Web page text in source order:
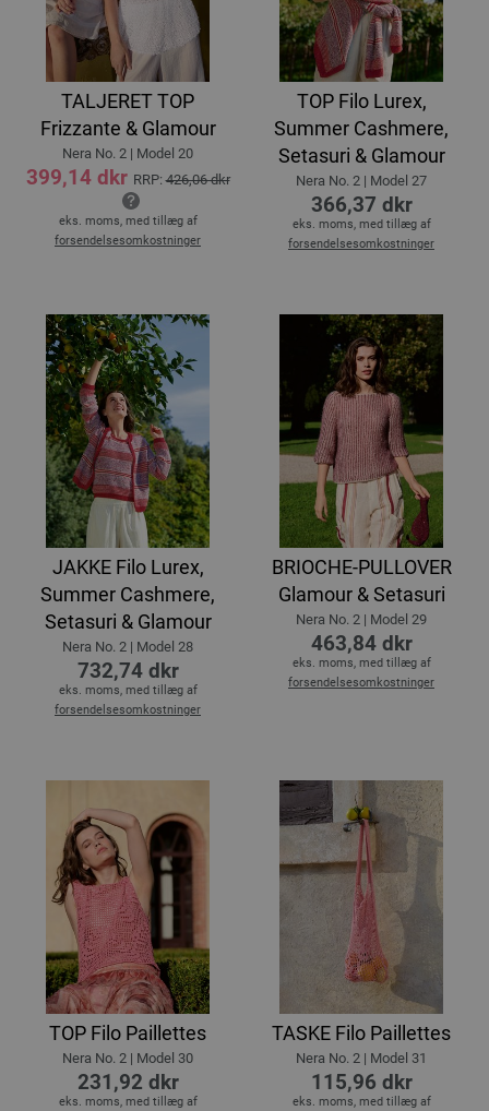
TALJERET TOP
Frizzante & Glamour
Nera No. 2 | Model 20
399,14 dkr RRP:426,06 dkr
eks. moms, med tillæg af
forsendelsesomkostninger
TOP Filo Lurex,
Summer Cashmere,
Setasuri & Glamour
Nera No. 2 | Model 27
366,37 dkr
eks. moms, med tillæg af
forsendelsesomkostninger
JAKKE Filo Lurex,
Summer Cashmere,
Setasuri & Glamour
Nera No. 2 | Model 28
732,74 dkr
eks. moms, med tillæg af
forsendelsesomkostninger
BRIOCHE-PULLOVER
Glamour & Setasuri
Nera No. 2 | Model 29
463,84 dkr
eks. moms, med tillæg af
forsendelsesomkostninger
TOP Filo Paillettes
Nera No. 2 | Model 30
231,92 dkr
eks. moms, med tillæg af
TASKE Filo Paillettes
Nera No. 2 | Model 31
115,96 dkr
eks. moms, med tillæg af